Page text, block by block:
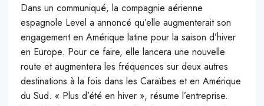
Dans un communiqué, la compagnie aérienne
espagnole Level a annoncé qu’elle augmenterait son
engagement en Amérique latine pour la saison d’hiver
en Europe. Pour ce faire, elle lancera une nouvelle
route et augmentera les fréquences sur deux autres
destinations à la fois dans les Caraïbes et en Amérique
du Sud. « Plus d’été en hiver », résume l’entreprise.